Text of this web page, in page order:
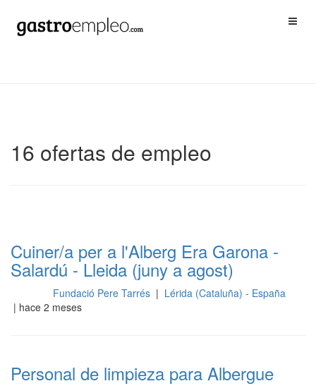
16 ofertas de empleo
Cuiner/a per a l'Alberg Era Garona -
Salardú - Lleida (juny a agost)
Fundació Pere Tarrés | Lérida (Cataluña) - España
| hace 2 meses
Personal de limpieza para Albergue